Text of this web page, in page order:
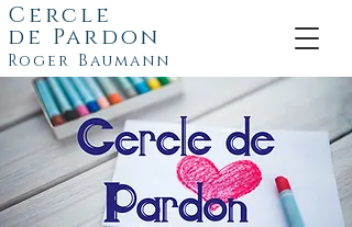
Cercle
de Pardon
Roger Baumann